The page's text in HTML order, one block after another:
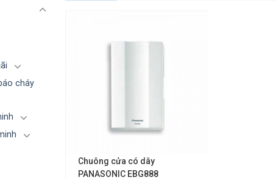
cháy
Chuông cửa có dây
PANASONIC EBG888